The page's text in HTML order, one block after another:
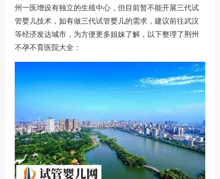
州一医增设有独立的生殖中心，但目前暂不能开展三代试
管婴儿技术，如有做三代试管婴儿的需求，建议前往武汉
等经济发达城市，为方便更多姐妹了解，以下整理了荆州
不孕不育医院大全：